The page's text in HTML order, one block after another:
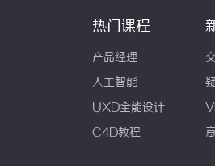
热门课程
产品经理
人工智能
UXD全能设计
C4D教程